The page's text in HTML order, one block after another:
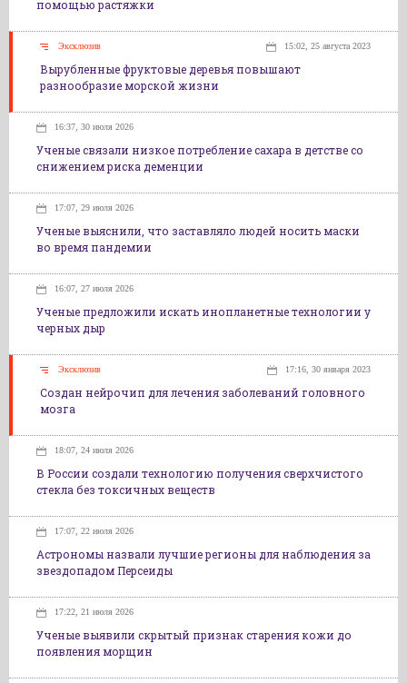
помощью растяжки
Эксклюзив 15:02, 25 августа 2023
Вырубленные фруктовые деревья повышают
разнообразие морской жизни
16:37, 30 июля 2026
Ученые связали низкое потребление сахара в детстве со
снижением риска деменции
17:07, 29 июля 2026
Ученые выяснили, что заставляло людей носить маски
во время пандемии
16:07, 27 июля 2026
Ученые предложили искать инопланетные технологии у
черных дыр
Эксклюзив 17:16, 30 января 2023
Создан нейрочип для лечения заболеваний головного
мозга
18:07, 24 июля 2026
В России создали технологию получения сверхчистого
стекла без токсичных веществ
17:07, 22 июля 2026
Астрономы назвали лучшие регионы для наблюдения за
звездопадом Персеиды
17:22, 21 июля 2026
Ученые выявили скрытый признак старения кожи до
появления морщин